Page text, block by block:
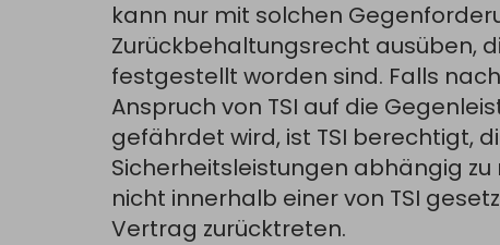
kann nur mit solchen
Zurückbehaltungsrecht ausüben,
festgestellt worden sind. Falls
Anspruch von TSI auf die
gefährdet wird, ist TSI berechtigt,
Sicherheitsleistungen abhängig
nicht innerhalb einer von TSI
Vertrag zurücktreten.